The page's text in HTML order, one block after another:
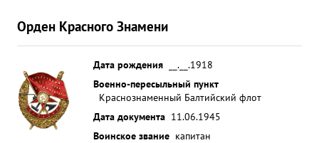
Орден Красного Знамени
Дата рождения
__.__.1918
Военно-пересыльный пункт
Краснознаменный Балтийский флот
Дата документа 11.06.1945
Воинское звание капитан